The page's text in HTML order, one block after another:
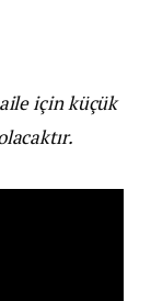
için küçük